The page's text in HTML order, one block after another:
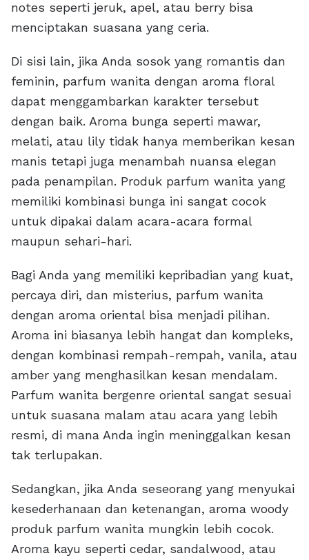
notes seperti jeruk, apel, atau berry bisa
menciptakan suasana yang ceria.
Di sisi lain, jika Anda sosok yang romantis dan
feminin, parfum wanita dengan aroma floral
dapat menggambarkan karakter tersebut
dengan baik. Aroma bunga seperti mawar,
melati, atau lily tidak hanya memberikan kesan
manis tetapi juga menambah nuansa elegan
pada penampilan. Produk parfum wanita yang
memiliki kombinasi bunga ini sangat cocok
untuk dipakai dalam acara-acara formal
maupun sehari-hari.
Bagi Anda yang memiliki kepribadian yang kuat,
percaya diri, dan misterius, parfum wanita
dengan aroma oriental bisa menjadi pilihan.
Aroma ini biasanya lebih hangat dan kompleks,
dengan kombinasi rempah-rempah, vanila, atau
amber yang menghasilkan kesan mendalam.
Parfum wanita bergenre oriental sangat sesuai
untuk suasana malam atau acara yang lebih
resmi, di mana Anda ingin meninggalkan kesan
tak terlupakan.
Sedangkan, jika Anda seseorang yang menyukai
kesederhanaan dan ketenangan, aroma woody
produk parfum wanita mungkin lebih cocok.
Aroma kayu seperti cedar, sandalwood, atau